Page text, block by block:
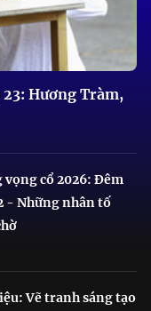
Hương Tràm,
vọng cổ 2026: Đêm
- Những nhân tố
Vẽ tranh sáng tạo